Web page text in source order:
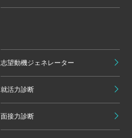
志望動機ジェネレーター
就活力診断
面接力診断